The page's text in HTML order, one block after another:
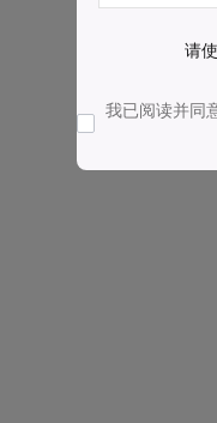
请
我已阅读并同